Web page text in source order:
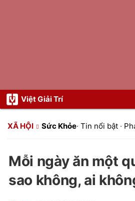
Việt Giải Trí
XÃ HỘI Sức Khỏe· Tin nổi bật ·
Mỗi ngày ăn một
sao không, ai